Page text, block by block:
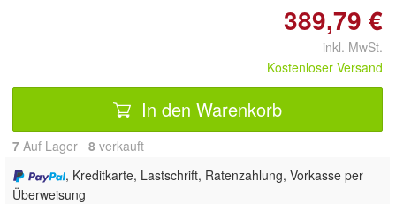
389,79 €
inkl. MwSt.
Kostenloser Versand
In den Warenkorb
7 Auf Lager 8 verkauft
, Kreditkarte, Lastschrift, Ratenzahlung, Vorkasse per
Überweisung